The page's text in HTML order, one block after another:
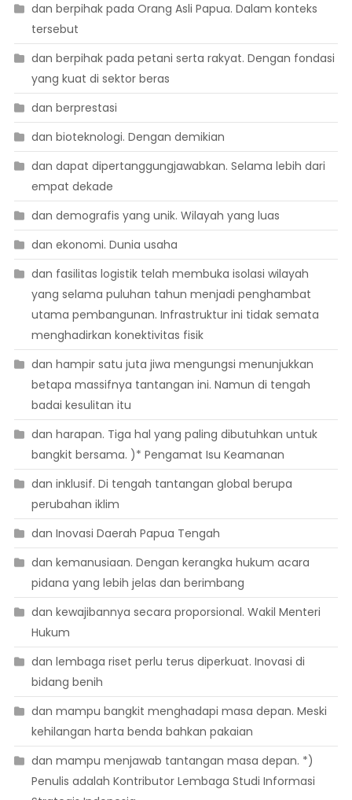
dan berpihak pada Orang Asli Papua. Dalam konteks
tersebut
dan berpihak pada petani serta rakyat. Dengan fondasi
yang kuat di sektor beras
dan berprestasi
dan bioteknologi. Dengan demikian
dan dapat dipertanggungjawabkan. Selama lebih dari
empat dekade
dan demografis yang unik. Wilayah yang luas
dan ekonomi. Dunia usaha
dan fasilitas logistik telah membuka isolasi wilayah
yang selama puluhan tahun menjadi penghambat
utama pembangunan. Infrastruktur ini tidak semata
menghadirkan konektivitas fisik
dan hampir satu juta jiwa mengungsi menunjukkan
betapa massifnya tantangan ini. Namun di tengah
badai kesulitan itu
dan harapan. Tiga hal yang paling dibutuhkan untuk
bangkit bersama. )* Pengamat Isu Keamanan
dan inklusif. Di tengah tantangan global berupa
perubahan iklim
dan Inovasi Daerah Papua Tengah
dan kemanusiaan. Dengan kerangka hukum acara
pidana yang lebih jelas dan berimbang
dan kewajibannya secara proporsional. Wakil Menteri
Hukum
dan lembaga riset perlu terus diperkuat. Inovasi di
bidang benih
dan mampu bangkit menghadapi masa depan. Meski
kehilangan harta benda bahkan pakaian
dan mampu menjawab tantangan masa depan. *)
Penulis adalah Kontributor Lembaga Studi Informasi